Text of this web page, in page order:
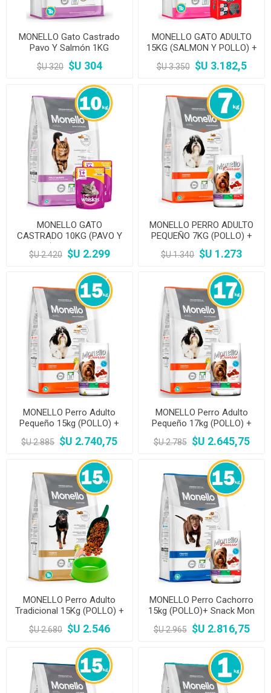
MONELLO Gato Castrado
Pavo Y Salmón 1KG
$U 320 $U 304
MONELLO GATO ADULTO
15KG (SALMON Y POLLO) +
Sanitario
$U 3.350 $U 3.182,5
MONELLO GATO
CASTRADO 10KG (PAVO Y
SALMON) + Salsas whiskas
$U 2.420 $U 2.299
MONELLO PERRO ADULTO
PEQUEÑO 7KG (POLLO) +
Galletas Diversao
$U 1.340 $U 1.273
MONELLO Perro Adulto
Pequeño 15kg (POLLO) +
Snakc Mon Diversao
$U 2.885 $U 2.740,75
MONELLO Perro Adulto
Pequeño 17kg (POLLO) +
Snack Mon Diversao
$U 2.785 $U 2.645,75
MONELLO Perro Adulto
Tradicional 15Kg (POLLO) +
Comedero y pala
dosificadora
$U 2.680 $U 2.546
MONELLO Perro Cachorro
15kg (POLLO)+ Snack Mon
Diversao
$U 2.965 $U 2.816,75